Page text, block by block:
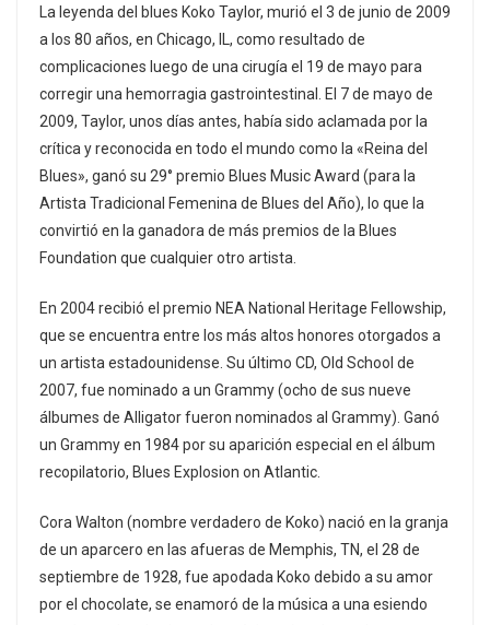
La leyenda del blues Koko Taylor, murió el 3 de junio de 2009
a los 80 años, en Chicago, IL, como resultado de
complicaciones luego de una cirugía el 19 de mayo para
corregir una hemorragia gastrointestinal. El 7 de mayo de
2009, Taylor, unos días antes, había sido aclamada por la
crítica y reconocida en todo el mundo como la «Reina del
Blues», ganó su 29° premio Blues Music Award (para la
Artista Tradicional Femenina de Blues del Año), lo que la
convirtió en la ganadora de más premios de la Blues
Foundation que cualquier otro artista.
En 2004 recibió el premio NEA National Heritage Fellowship,
que se encuentra entre los más altos honores otorgados a
un artista estadounidense. Su último CD, Old School de
2007, fue nominado a un Grammy (ocho de sus nueve
álbumes de Alligator fueron nominados al Grammy). Ganó
un Grammy en 1984 por su aparición especial en el álbum
recopilatorio, Blues Explosion on Atlantic.
Cora Walton (nombre verdadero de Koko) nació en la granja
de un aparcero en las afueras de Memphis, TN, el 28 de
septiembre de 1928, fue apodada Koko debido a su amor
por el chocolate, se enamoró de la música a una esiendo